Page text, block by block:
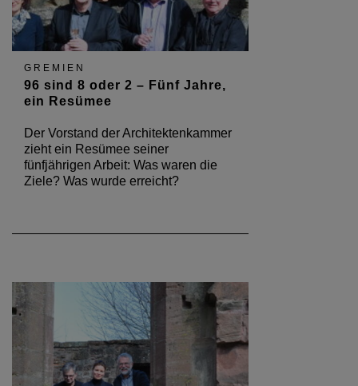
GREMIEN
96 sind 8 oder 2 – Fünf Jahre,
ein Resümee
Der Vorstand der Architektenkammer
zieht ein Resümee seiner
fünfjährigen Arbeit: Was waren die
Ziele? Was wurde erreicht?